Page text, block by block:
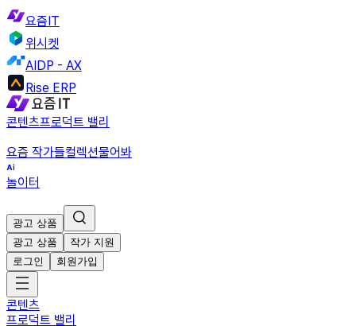
요즘IT
위시켓
AIDP - AX
Rise ERP
콘텐츠프로덕트 밸리
요즘 작가들컬렉션물어봐
놀이터
광고 상품
광고 상품
작가 지원
로그인
회원가입
콘텐츠
프로덕트 밸리